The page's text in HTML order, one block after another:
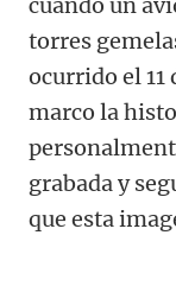
torres
ocurrido el 11
marco la
grabada y
que esta